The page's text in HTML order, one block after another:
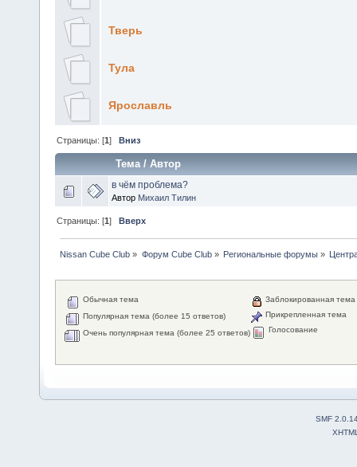
Тверь
Тула
Ярославль
Страницы: [1]Вниз
Тема/Автор
в чём проблема?
Автор Михаил Тилин
Страницы: [1]Вверх
Nissan Cube Club » Форум Cube Club» Региональные форумы»
Обычная тема
Популярная тема (более 15 ответов)
Очень популярная тема (более 25 ответов)
Заблокированная тема
Прикрепленная тема
Голосование
SMF